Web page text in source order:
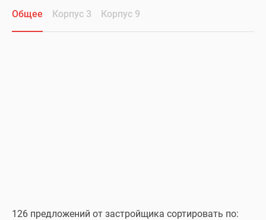
Общее Корпус 3 Корпус 9
126 предложений от застройщика сортировать по: